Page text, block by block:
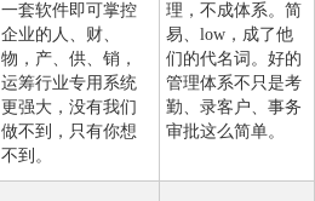
一套软件即可掌控
企业的人、财、
物，产、供、销，
运筹行业专用系统
更强大，没有我们
做不到，只有你想
不到。
理，不成体系。简
易、low，成了他
们的代名词。好的
管理体系不只是考
勤、录客户、事务
审批这么简单。